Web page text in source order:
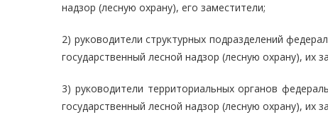
надзор (лесную охрану), его заместители;
2) руководители структурных подразделений
государственный лесной надзор (лесную охрану), их
3) руководители территориальных органов
государственный лесной надзор (лесную охрану), их